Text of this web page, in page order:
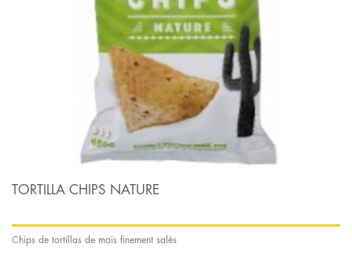
TORTILLA CHIPS NATURE
Chips de tortillas de maïs finement salés